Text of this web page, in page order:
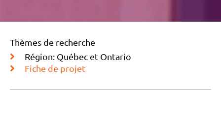
Thèmes de recherche
Région: Québec et Ontario
Fiche de projet